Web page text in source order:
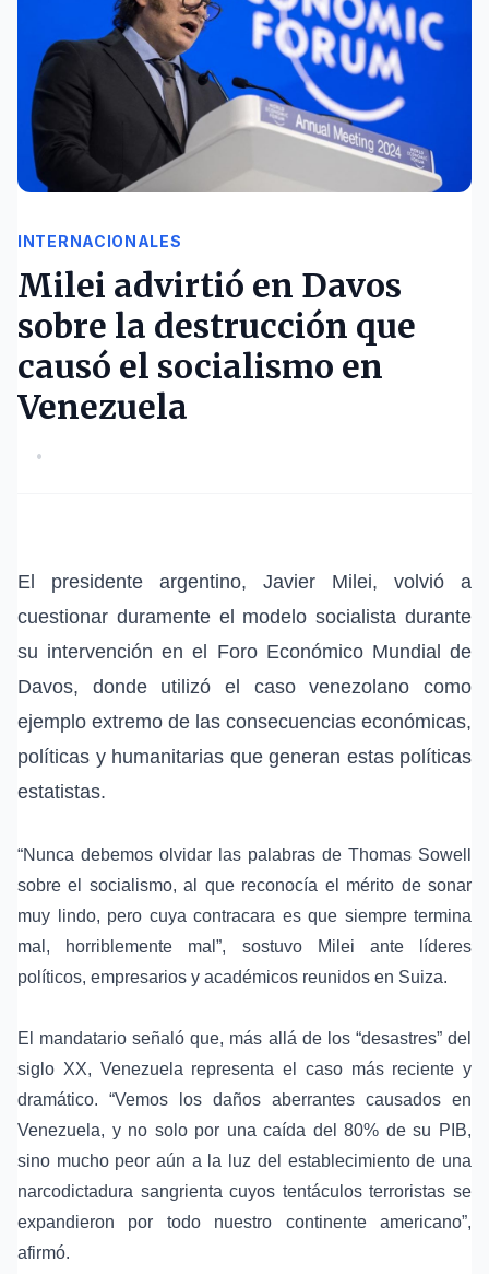
INTERNACIONALES
Milei advirtió en Davos
sobre la destrucción que
causó el socialismo en
Venezuela
•
El presidente argentino, Javier Milei, volvió a
cuestionar duramente el modelo socialista durante
su intervención en el Foro Económico Mundial de
Davos, donde utilizó el caso venezolano como
ejemplo extremo de las consecuencias económicas,
políticas y humanitarias que generan estas políticas
estatistas.
“Nunca debemos olvidar las palabras de Thomas Sowell
sobre el socialismo, al que reconocía el mérito de sonar
muy lindo, pero cuya contracara es que siempre termina
mal, horriblemente mal”, sostuvo Milei ante líderes
políticos, empresarios y académicos reunidos en Suiza.
El mandatario señaló que, más allá de los “desastres” del
siglo XX, Venezuela representa el caso más reciente y
dramático. “Vemos los daños aberrantes causados en
Venezuela, y no solo por una caída del 80% de su PIB,
sino mucho peor aún a la luz del establecimiento de una
narcodictadura sangrienta cuyos tentáculos terroristas se
expandieron por todo nuestro continente americano”,
afirmó.